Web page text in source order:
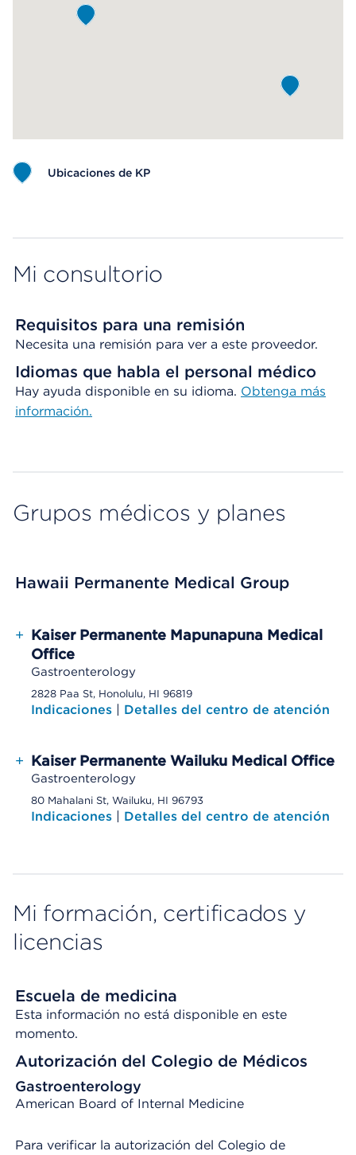
Ubicaciones de KP
Mi consultorio
Requisitos para una remisión
Necesita una remisión para ver a este proveedor.
Idiomas que habla el personal médico
Hay ayuda disponible en su idioma. Obtenga más
información.
Grupos médicos y planes
Hawaii Permanente Medical Group
+ Kaiser Permanente Mapunapuna Medical
Office
Gastroenterology
2828 Paa St, Honolulu, HI 96819
Indicaciones | Detalles del centro de atención
+ Kaiser Permanente Wailuku Medical Office
Gastroenterology
80 Mahalani St, Wailuku, HI 96793
Indicaciones | Detalles del centro de atención
Mi formación, certificados y
licencias
Escuela de medicina
Esta información no está disponible en este
momento.
Autorización del Colegio de Médicos
Gastroenterology
American Board of Internal Medicine
Para verificar la autorización del Colegio de